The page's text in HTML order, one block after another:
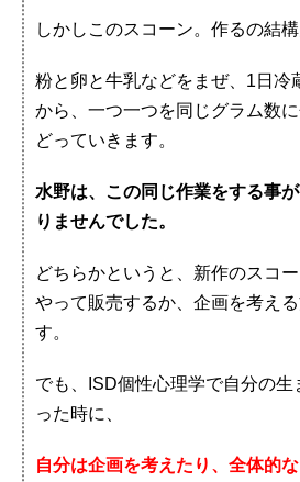
しかしこのスコーン。作るの結構
粉と卵と牛乳などをまぜ、1日冷
から、一つ一つを同じグラム数
どっていきます。
水野は、この同じ作業をする事
りませんでした。
どちらかというと、新作のスコ
やって販売するか、企画を考え
す。
でも、ISD個性心理学で自分の生
った時に、
自分は企画を考えたり、全体的